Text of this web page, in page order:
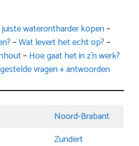
waterontharder kopen–
–Wat levert het echt op?–
–Hoe gaat het in z’n werk?
vragen + antwoorden
Noord-Brabant
Zundert